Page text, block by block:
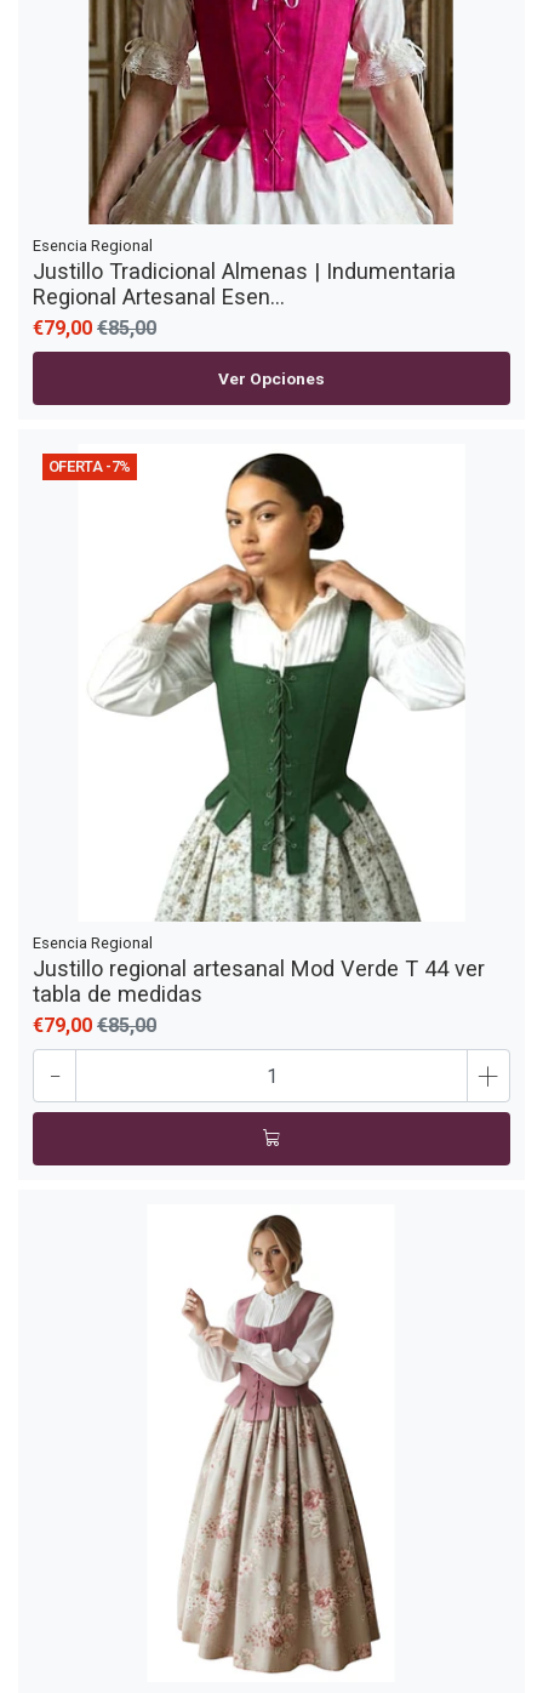
Esencia Regional
Justillo Tradicional Almenas | Indumentaria
Regional Artesanal Esen...
€79,00 €85,00
Ver Opciones
OFERTA -7%
Esencia Regional
Justillo regional artesanal Mod Verde T 44 ver
tabla de medidas
€79,00 €85,00
- +